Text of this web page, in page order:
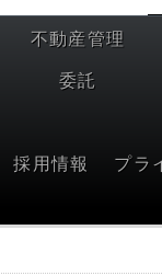
不動産管理
委託
採用情報 プラ